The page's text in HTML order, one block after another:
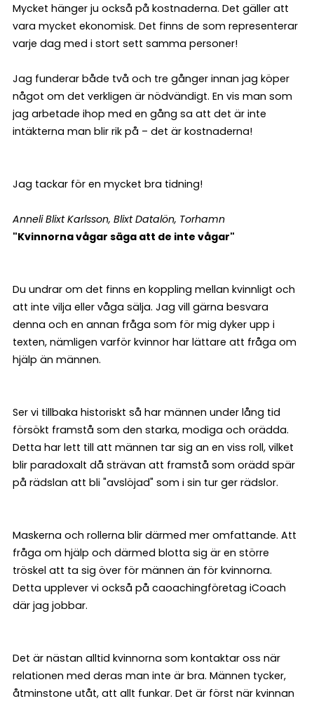
Mycket hänger ju också på kostnaderna. Det gäller att
vara mycket ekonomisk. Det finns de som representerar
varje dag med i stort sett samma personer!
Jag funderar både två och tre gånger innan jag köper
något om det verkligen är nödvändigt. En vis man som
jag arbetade ihop med en gång sa att det är inte
intäkterna man blir rik på – det är kostnaderna!
Jag tackar för en mycket bra tidning!
Anneli Blixt Karlsson, Blixt Datalön, Torhamn
"Kvinnorna vågar säga att de inte vågar"
Du undrar om det finns en koppling mellan kvinnligt och
att inte vilja eller våga sälja. Jag vill gärna besvara
denna och en annan fråga som för mig dyker upp i
texten, nämligen varför kvinnor har lättare att fråga om
hjälp än männen.
Ser vi tillbaka historiskt så har männen under lång tid
försökt framstå som den starka, modiga och orädda.
Detta har lett till att männen tar sig an en viss roll, vilket
blir paradoxalt då strävan att framstå som orädd spär
på rädslan att bli "avslöjad" som i sin tur ger rädslor.
Maskerna och rollerna blir därmed mer omfattande. Att
fråga om hjälp och därmed blotta sig är en större
tröskel att ta sig över för männen än för kvinnorna.
Detta upplever vi också på caoachingföretag iCoach
där jag jobbar.
Det är nästan alltid kvinnorna som kontaktar oss när
relationen med deras man inte är bra. Männen tycker,
åtminstone utåt, att allt funkar. Det är först när kvinnan